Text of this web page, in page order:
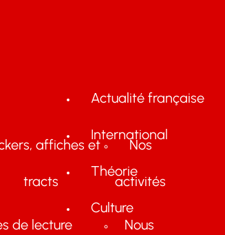
affiches et
tracts
de lecture
Nos
activités
Nous
Actualité française
International
Théorie
Culture